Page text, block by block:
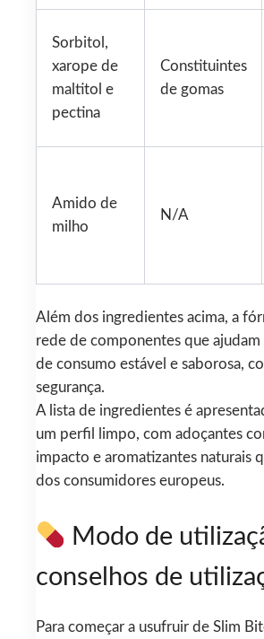
Sorbitol,
xarope de
maltitol e
pectina
Constituintes
de gomas
Amido de
milho
N/A
Além dos ingredientes acima, a
rede de componentes que ajudam
de consumo estável e saborosa,
segurança.
A lista de ingredientes é
um perfil limpo, com adoçantes
impacto e aromatizantes naturais
dos consumidores europeus.
Modo de
conselhos de
Para começar a usufruir de Slim